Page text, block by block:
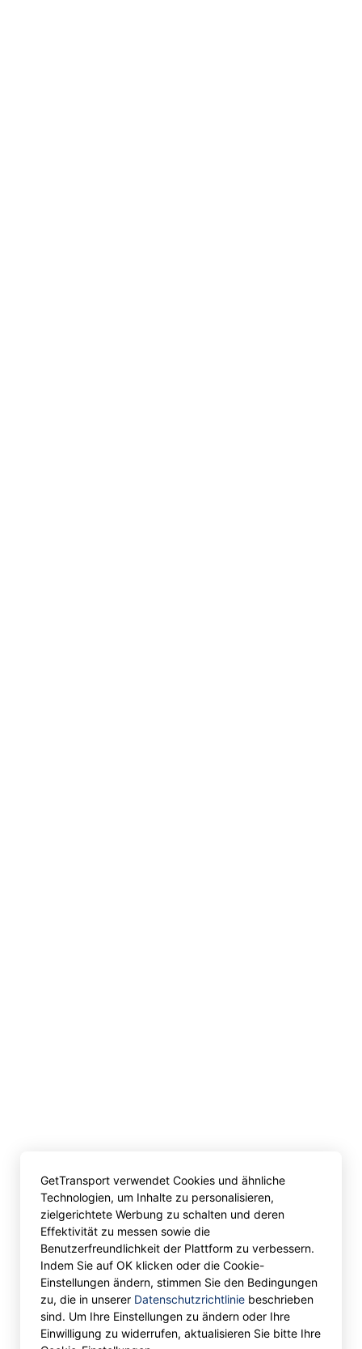
GetTransport verwendet Cookies und ähnliche
Technologien, um Inhalte zu personalisieren,
zielgerichtete Werbung zu schalten und deren
Effektivität zu messen sowie die
Benutzerfreundlichkeit der Plattform zu verbessern.
Indem Sie auf OK klicken oder die Cookie-
Einstellungen ändern, stimmen Sie den Bedingungen
zu, die in unserer Datenschutzrichtlinie beschrieben
sind. Um Ihre Einstellungen zu ändern oder Ihre
Einwilligung zu widerrufen, aktualisieren Sie bitte Ihre